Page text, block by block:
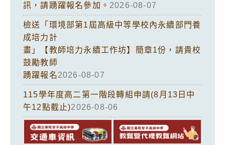
訊，請踴躍報名參加。 2026-08-07
檢送「環境部第1屆高級中等學校內永續部門養
成培力計
畫」【教師培力永續工作坊】簡章1份，請貴校
鼓勵教師
踴躍報名2026-08-07
115學年度高二第一階段轉組申請(8月13日中
午12點截止)2026-08-06